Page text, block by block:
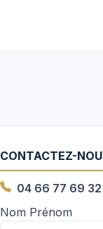
CONTACTEZ-
04 66 77 69 32
Nom Prénom